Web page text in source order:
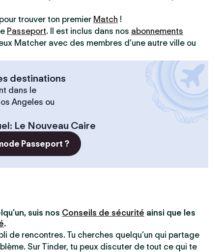
trouver ton premier Match !
Passeport. Il est inclus dans nos abonnements
Matcher avec des membres d’une autre ville ou
destinations
dans le
Angeles ou
: Le Nouveau Caire
Passeport ?
suis nos Conseils de sécurité ainsi que les
.
de rencontres. Tu cherches quelqu’un qui partage
Sur Tinder, tu peux discuter de tout ce qui te